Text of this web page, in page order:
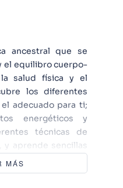
ancestral que se
el equilibro cuerpo-
salud física y el
los diferentes
adecuado para ti;
energéticos y
técnicas de
y aprende sencillas
sentir enérgico,
si quieres relajarte
MÁS